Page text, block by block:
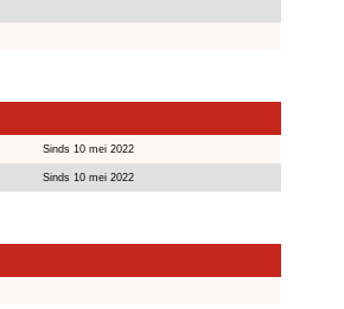
Sinds 10 mei 2022
Sinds 10 mei 2022